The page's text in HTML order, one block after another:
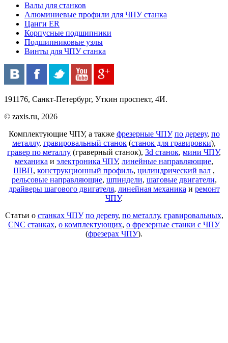
Валы для станков
Алюминиевые профили для ЧПУ станка
Цанги ER
Корпусные подшипники
Подшипниковые узлы
Винты для ЧПУ станка
191176, Санкт-Петербург, Уткин проспект, 4И.
© zaxis.ru, 2026
Комплектующие ЧПУ, а также фрезерные ЧПУ по дереву, по
металлу, гравировальный станок (станок для гравировки),
гравер по металлу (граверный станок), 3d станок, мини ЧПУ,
механика и электроника ЧПУ, линейные направляющие,
ШВП, конструкционный профиль, цилиндрический вал ,
рельсовые направляющие, шпиндели, шаговые двигатели,
драйверы шагового двигателя, линейная механика и ремонт
ЧПУ.
Статьи о станках ЧПУ по дереву, по металлу, гравировальных,
CNC станках, о комплектующих, о фрезерные станки с ЧПУ
(фрезерах ЧПУ).